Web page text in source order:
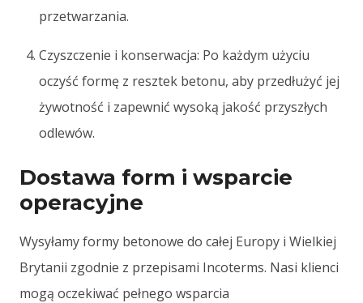
przetwarzania.
Czyszczenie i konserwacja: Po każdym użyciu
oczyść formę z resztek betonu, aby przedłużyć jej
żywotność i zapewnić wysoką jakość przyszłych
odlewów.
Dostawa form i wsparcie
operacyjne
Wysyłamy formy betonowe do całej Europy i Wielkiej
Brytanii zgodnie z przepisami Incoterms. Nasi klienci
mogą oczekiwać pełnego wsparcia